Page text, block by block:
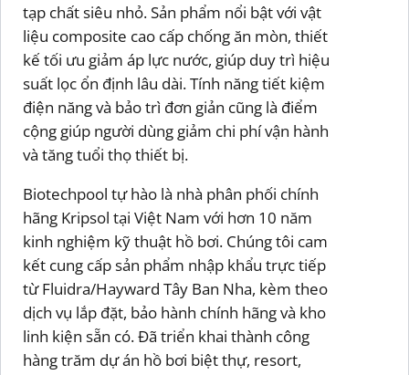
tạp chất siêu nhỏ. Sản phẩm nổi bật với vật
liệu composite cao cấp chống ăn mòn, thiết
kế tối ưu giảm áp lực nước, giúp duy trì hiệu
suất lọc ổn định lâu dài. Tính năng tiết kiệm
điện năng và bảo trì đơn giản cũng là điểm
cộng giúp người dùng giảm chi phí vận hành
và tăng tuổi thọ thiết bị.
Biotechpool tự hào là nhà phân phối chính
hãng Kripsol tại Việt Nam với hơn 10 năm
kinh nghiệm kỹ thuật hồ bơi. Chúng tôi cam
kết cung cấp sản phẩm nhập khẩu trực tiếp
từ Fluidra/Hayward Tây Ban Nha, kèm theo
dịch vụ lắp đặt, bảo hành chính hãng và kho
linh kiện sẵn có. Đã triển khai thành công
hàng trăm dự án hồ bơi biệt thự, resort,